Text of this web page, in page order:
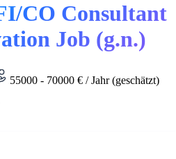
CO Consultant
Job (g.n.)
55000 - 70000 € / Jahr (geschätzt)